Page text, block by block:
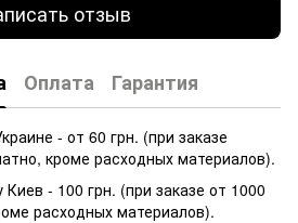
отзыв
Оплата Гарантия
- от 60 грн. (при заказе
кроме расходных материалов).
- 100 грн. (при заказе от 1000
расходных материалов).